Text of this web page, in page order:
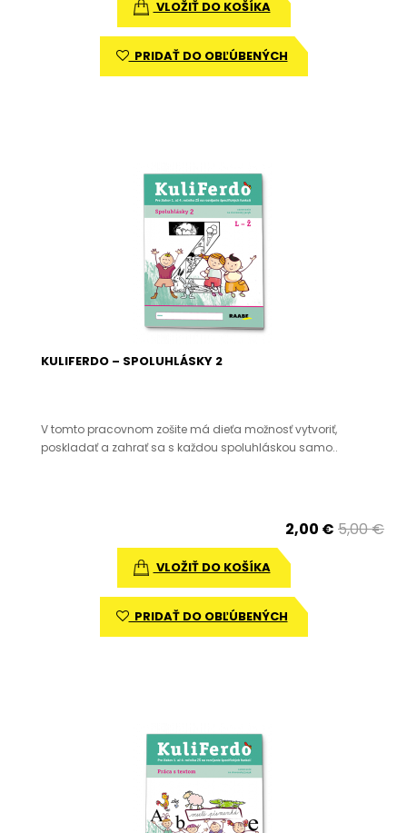
VLOŽIŤ DO KOŠÍKA
PRIDAŤ DO OBĽÚBENÝCH
KULIFERDO – SPOLUHLÁSKY 2
V tomto pracovnom zošite má dieťa možnosť vytvoriť,
poskladať a zahrať sa s každou spoluhláskou samo..
2,00 € 5,00 €
VLOŽIŤ DO KOŠÍKA
PRIDAŤ DO OBĽÚBENÝCH